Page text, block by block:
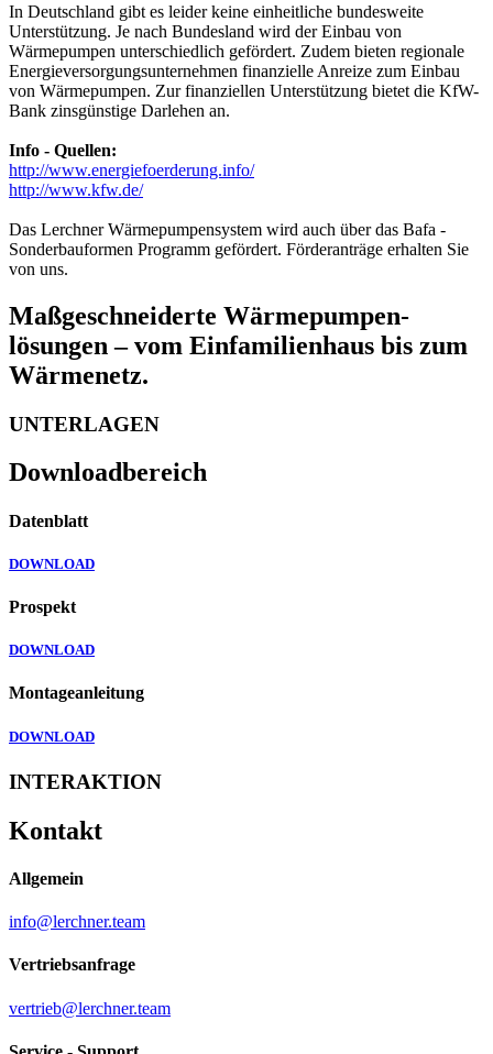
In Deutschland gibt es leider keine einheitliche bundesweite
Unterstützung. Je nach Bundesland wird der Einbau von
Wärmepumpen unterschiedlich gefördert. Zudem bieten regionale
Energieversorgungsunternehmen finanzielle Anreize zum Einbau
von Wärmepumpen. Zur finanziellen Unterstützung bietet die KfW-
Bank zinsgünstige Darlehen an.
Info - Quellen:
http://www.energiefoerderung.info/
http://www.kfw.de/
Das Lerchner Wärmepumpensystem wird auch über das Bafa -
Sonderbauformen Programm gefördert. Förderanträge erhalten Sie
von uns.
Maßgeschneiderte Wärmepumpen­
lösungen – vom Einfamilienhaus bis zum
Wärmenetz.
UNTERLAGEN
Downloadbereich
Datenblatt
DOWNLOAD
Prospekt
DOWNLOAD
Montageanleitung
DOWNLOAD
INTERAKTION
Kontakt
Allgemein
info@lerchner.team
Vertriebs­anfrage
vertrieb@lerchner.team